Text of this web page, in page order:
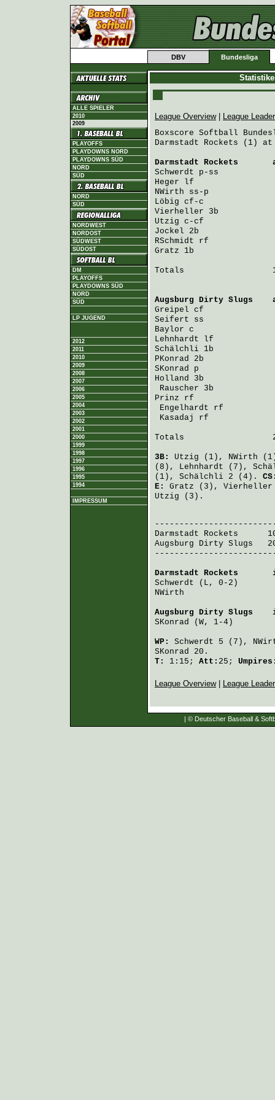
DBV Bundesliga
ALLE SPIELER
2010
2009
PLAYOFFS
PLAYDOWNS NORD
PLAYDOWNS SÜD
NORD
SÜD
NORD
SÜD
NORDWEST
NORDOST
SÜDWEST
SÜDOST
DM
PLAYOFFS
PLAYDOWNS SÜD
NORD
SÜD
LP JUGEND
2012
2011
2010
2009
2008
2007
2006
2005
2004
2003
2002
2001
2000
1999
1998
1997
1996
1995
1994
IMPRESSUM
League Overview|
League
Boxscore Softball
Darmstadt Rockets (1)
Darmstadt Rockets
Schwerdt p-ss
Heger lf                 3
NWirth ss-p
Löbig cf-c               1
Vierheller 3b
Utzig c-cf               2
Jockel 2b
RSchmidt rf              2
Gratz 1b                 2
Totals
Augsburg Dirty Slugs
Greipel cf               4
Seifert ss               3
Baylor c                 3
Lehnhardt lf             3
Schälchli 1b
PKonrad 2b
SKonrad p                3
Holland 3b
Rauscher 3b
Prinz rf                 1
Engelhardt rf           1
Kasadaj
rf
Totals
3B: Utzig (1), NWirth
(8), Lehnhardt (7),
(1), Schälchli 2 (4).
E: Gratz (3), Vierheller
Utzig (3).
Darmstadt Rockets
Augsburg Dirty Slugs
Darmstadt Rockets
Schwerdt (L, 0-2)
NWirth
Augsburg Dirty Slugs
SKonrad (W, 1-4)
WP: Schwerdt 5 (7),
SKonrad 20.
T:
1:15; Att: 25;
League Overview| League
| © Deutscher Baseball &